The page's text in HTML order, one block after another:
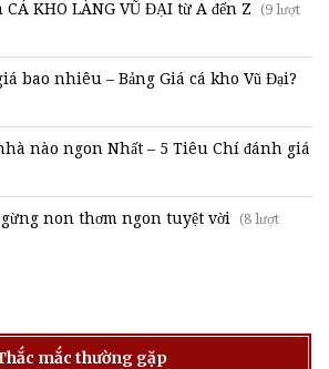
KHO LÀNG VŨ ĐẠI từ A đến Z (9 lượt
bao nhiêu – Bảng Giá cá kho Vũ Đại?
nào ngon Nhất – 5 Tiêu Chí đánh giá
non thơm ngon tuyệt vời (8 lượt
mắc thường gặp